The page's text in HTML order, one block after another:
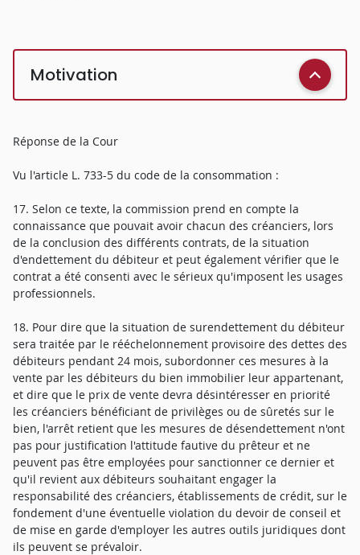
Motivation
Réponse de la Cour
Vu l'article L. 733-5 du code de la consommation :
17. Selon ce texte, la commission prend en compte la
connaissance que pouvait avoir chacun des créanciers, lors
de la conclusion des différents contrats, de la situation
d'endettement du débiteur et peut également vérifier que le
contrat a été consenti avec le sérieux qu'imposent les usages
professionnels.
18. Pour dire que la situation de surendettement du débiteur
sera traitée par le rééchelonnement provisoire des dettes des
débiteurs pendant 24 mois, subordonner ces mesures à la
vente par les débiteurs du bien immobilier leur appartenant,
et dire que le prix de vente devra désintéresser en priorité
les créanciers bénéficiant de privilèges ou de sûretés sur le
bien, l'arrêt retient que les mesures de désendettement n'ont
pas pour justification l'attitude fautive du prêteur et ne
peuvent pas être employées pour sanctionner ce dernier et
qu'il revient aux débiteurs souhaitant engager la
responsabilité des créanciers, établissements de crédit, sur le
fondement d'une éventuelle violation du devoir de conseil et
de mise en garde d'employer les autres outils juridiques dont
ils peuvent se prévaloir.